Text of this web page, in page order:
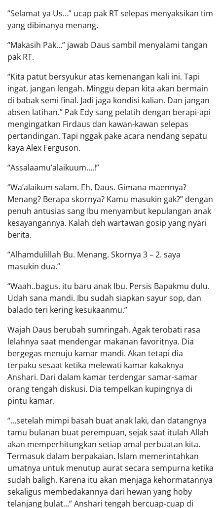
“Selamat ya Us…” ucap pak RT selepas menyaksikan tim
yang dibinanya menang.
“Makasih Pak…” jawab Daus sambil menyalami tangan
pak RT.
“Kita patut bersyukur atas kemenangan kali ini. Tapi
ingat, jangan lengah. Minggu depan kita akan bermain
di babak semi final. Jadi jaga kondisi kalian. Dan jangan
absen latihan.” Pak Edy sang pelatih dengan berapi-api
mengingatkan Firdaus dan kawan-kawan selepas
pertandingan. Tapi nggak pake acara nendang sepatu
kaya Alex Ferguson.
“Assalaamu’alaikuum….!”
“Wa’alaikum salam. Eh, Daus. Gimana maennya?
Menang? Berapa skornya? Kamu masukin gak?” dengan
penuh antusias sang Ibu menyambut kepulangan anak
kesayangannya. Kalah deh wartawan gosip yang nyari
berita.
“Alhamdulillah Bu. Menang. Skornya 3 – 2. saya
masukin dua.”
“Waah..bagus. itu baru anak Ibu. Persis Bapakmu dulu.
Udah sana mandi. Ibu sudah siapkan sayur sop, dan
balado teri kering kesukaanmu.”
Wajah Daus berubah sumringah. Agak terobati rasa
lelahnya saat mendengar makanan favoritnya. Dia
bergegas menuju kamar mandi. Akan tetapi dia
terpaku sesaat ketika melewati kamar kakaknya
Anshari. Dari dalam kamar terdengar samar-samar
orang tengah diskusi. Dia tempelkan kupingnya di
pintu kamar.
“…setelah mimpi basah buat anak laki, dan datangnya
tamu bulanan buat perempuan, sejak saat itulah Allah
akan memperhitungkan setiap amal perbuatan kita.
Termasuk dalam berpakaian. Islam memerintahkan
umatnya untuk menutup aurat secara sempurna ketika
sudah baligh. Karena itu akan menjaga kehormatannya
sekaligus membedakannya dari hewan yang hoby
telanjang bulat…” Anshari tengah bercuap-cuap di